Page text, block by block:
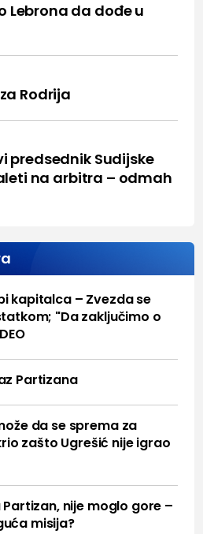
Lebrona da dođe u
Rodrija
predsednik Sudijske
na arbitra – odmah
kapitalca – Zvezda se
"Da zaključimo o
Partizana
da se sprema za
zašto Ugrešić nije igrao
nije moglo gore –
misija?